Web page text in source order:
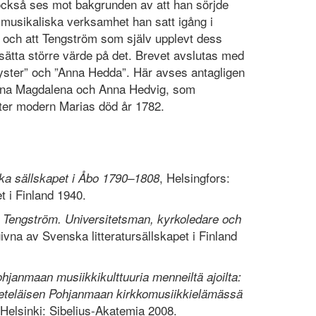
ses mot bakgrunden av att han sörjde
verksamhet han satt igång i
att Tengström som själv upplevt dess
större värde på det. Brevet avslutas med
och ”Anna Hedda”. Här avses antagligen
Magdalena och Anna Hedvig, som
modern Marias död år 1782.
sällskapet i Åbo 1790–1808, Helsingfors:
i Finland 1940.
Universitetsman, kyrkoledare och
av Svenska litteratursällskapet i Finland
musiikkikulttuuria menneiltä ajoilta:
Pohjanmaan kirkkomusiikkielämässä
Sibelius-Akatemia 2008.